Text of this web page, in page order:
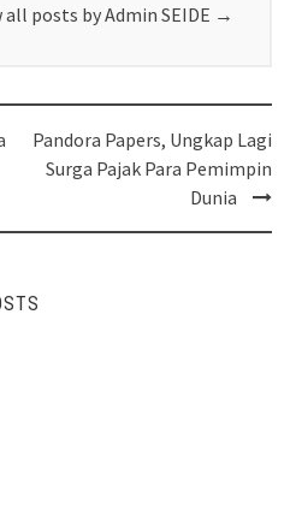
all posts by Admin SEIDE →
Pandora Papers, Ungkap Lagi
Surga Pajak Para Pemimpin
Dunia